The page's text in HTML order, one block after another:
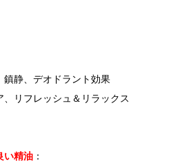
静、デオドラント効果
リフレッシュ＆リラックス
い精油 ：